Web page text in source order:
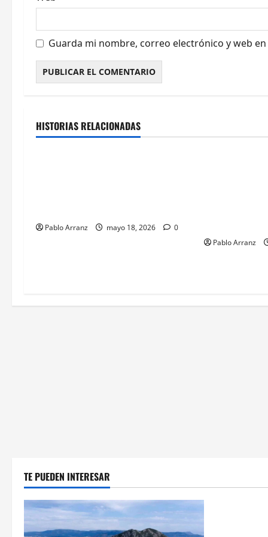
d
a
s
Guarda mi nombre, correo electrónico y web
HISTORIAS RELACIONADAS
Ourense
Pablo Arranz mayo 18, 2026 0
Pablo Arranz
TE PUEDEN INTERESAR